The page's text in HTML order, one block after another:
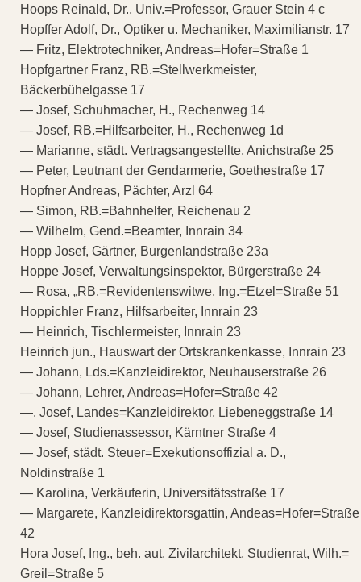
Hoops Reinald, Dr., Univ.=Professor, Grauer Stein 4 c
Hopffer Adolf, Dr., Optiker u. Mechaniker, Maximilianstr. 17
— Fritz, Elektrotechniker, Andreas=Hofer=Straße 1
Hopfgartner Franz, RB.=Stellwerkmeister,
Bäckerbühelgasse 17
— Josef, Schuhmacher, H., Rechenweg 14
— Josef, RB.=Hilfsarbeiter, H., Rechenweg 1d
— Marianne, städt. Vertragsangestellte, Anichstraße 25
— Peter, Leutnant der Gendarmerie, Goethestraße 17
Hopfner Andreas, Pächter, Arzl 64
— Simon, RB.=Bahnhelfer, Reichenau 2
— Wilhelm, Gend.=Beamter, Innrain 34
Hopp Josef, Gärtner, Burgenlandstraße 23a
Hoppe Josef, Verwaltungsinspektor, Bürgerstraße 24
— Rosa, „RB.=Revidentenswitwe, Ing.=Etzel=Straße 51
Hoppichler Franz, Hilfsarbeiter, Innrain 23
— Heinrich, Tischlermeister, Innrain 23
Heinrich jun., Hauswart der Ortskrankenkasse, Innrain 23
— Johann, Lds.=Kanzleidirektor, Neuhauserstraße 26
— Johann, Lehrer, Andreas=Hofer=Straße 42
—. Josef, Landes=Kanzleidirektor, Liebeneggstraße 14
— Josef, Studienassessor, Kärntner Straße 4
— Josef, städt. Steuer=Exekutionsoffizial a. D.,
Noldinstraße 1
— Karolina, Verkäuferin, Universitätsstraße 17
— Margarete, Kanzleidirektorsgattin, Andeas=Hofer=Straße
42
Hora Josef, Ing., beh. aut. Zivilarchitekt, Studienrat, Wilh.=
Greil=Straße 5